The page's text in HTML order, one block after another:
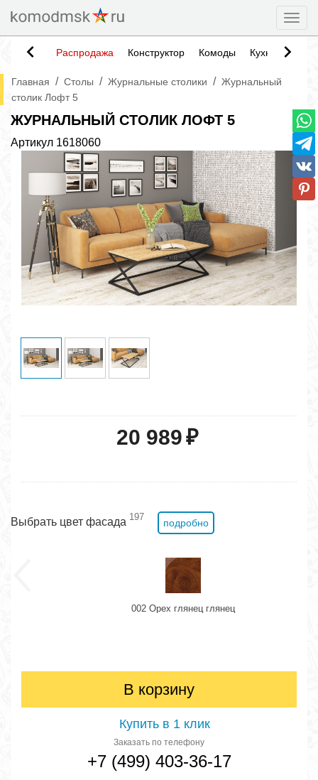
Распродажа Конструктор Комоды Кухни
Главная / Столы / Журнальные столики / Журнальный
столик Лофт 5
ЖУРНАЛЬНЫЙ СТОЛИК ЛОФТ 5
Артикул 1618060
20 989₽
Выбрать цвет фасада 197
подробно
002 Орех глянец глянец
В корзину
Купить в 1 клик
Заказать по телефону
+7 (499) 403-36-17